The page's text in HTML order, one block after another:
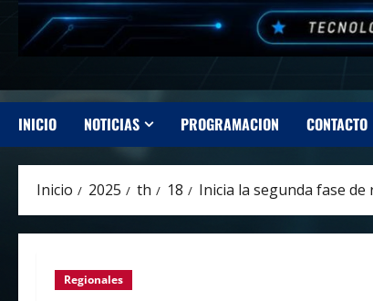
INICIO NOTICIAS PROGRAMACION CONTACTO
Inicio 2025 th 18 Inicia la segunda fase
Regionales